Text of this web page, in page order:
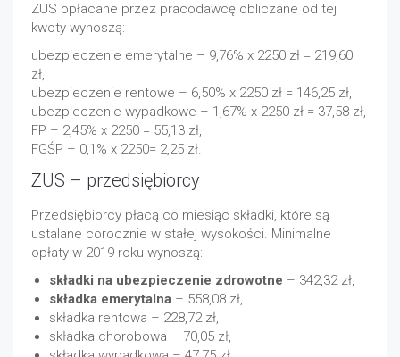
ZUS opłacane przez pracodawcę obliczane od tej
kwoty wynoszą:
ubezpieczenie emerytalne – 9,76% x 2250 zł = 219,60
zł,
ubezpieczenie rentowe – 6,50% x 2250 zł = 146,25 zł,
ubezpieczenie wypadkowe – 1,67% x 2250 zł = 37,58 zł,
FP – 2,45% x 2250 = 55,13 zł,
FGŚP – 0,1% x 2250= 2,25 zł.
ZUS – przedsiębiorcy
Przedsiębiorcy płacą co miesiąc składki, które są
ustalane corocznie w stałej wysokości. Minimalne
opłaty w 2019 roku wynoszą:
składki na ubezpieczenie zdrowotne – 342,32 zł,
składka emerytalna – 558,08 zł,
składka rentowa – 228,72 zł,
składka chorobowa – 70,05 zł,